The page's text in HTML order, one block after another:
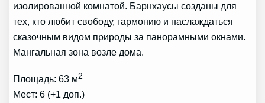
изолированной комнатой. Барнхаусы созданы для
тех, кто любит свободу, гармонию и наслаждаться
сказочным видом природы за панорамными окнами.
Мангальная зона возле дома.
Площадь: 63 м2
Мест: 6 (+1 доп.)